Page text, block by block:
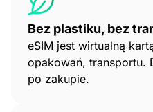
Bez plastiku, bez
eSIM jest wirtualną
opakowań, transportu.
po zakupie.